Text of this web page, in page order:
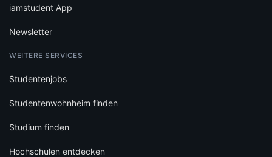
iamstudent App
Newsletter
WEITERE SERVICES
Studentenjobs
Studentenwohnheim finden
Studium finden
Hochschulen entdecken